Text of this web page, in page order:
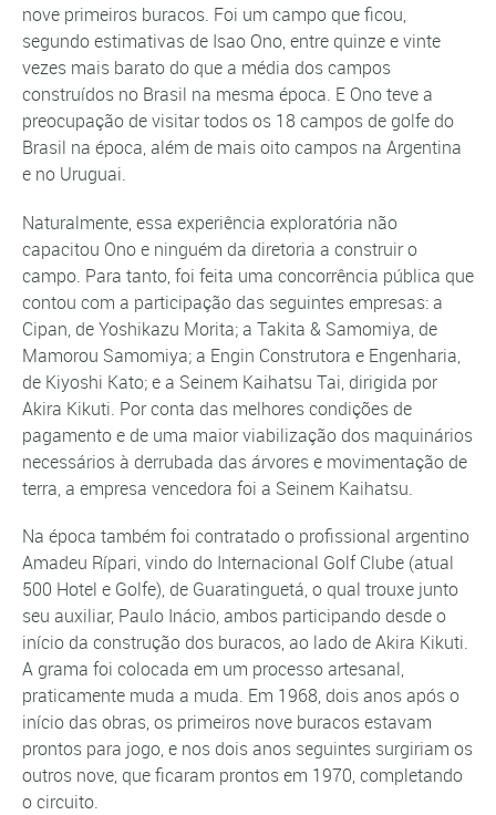
nove primeiros buracos. Foi um campo que ficou,
segundo estimativas de Isao Ono, entre quinze e vinte
vezes mais barato do que a média dos campos
construídos no Brasil na mesma época. E Ono teve a
preocupação de visitar todos os 18 campos de golfe do
Brasil na época, além de mais oito campos na Argentina
e no Uruguai.
Naturalmente, essa experiência exploratória não
capacitou Ono e ninguém da diretoria a construir o
campo. Para tanto, foi feita uma concorrência pública que
contou com a participação das seguintes empresas: a
Cipan, de Yoshikazu Morita; a Takita & Samomiya, de
Mamorou Samomiya; a Engin Construtora e Engenharia,
de Kiyoshi Kato; e a Seinem Kaihatsu Tai, dirigida por
Akira Kikuti. Por conta das melhores condições de
pagamento e de uma maior viabilização dos maquinários
necessários à derrubada das árvores e movimentação de
terra, a empresa vencedora foi a Seinem Kaihatsu.
Na época também foi contratado o profissional argentino
Amadeu Rípari, vindo do Internacional Golf Clube (atual
500 Hotel e Golfe), de Guaratinguetá, o qual trouxe junto
seu auxiliar, Paulo Inácio, ambos participando desde o
início da construção dos buracos, ao lado de Akira Kikuti.
A grama foi colocada em um processo artesanal,
praticamente muda a muda. Em 1968, dois anos após o
início das obras, os primeiros nove buracos estavam
prontos para jogo, e nos dois anos seguintes surgiriam os
outros nove, que ficaram prontos em 1970, completando
o circuito.